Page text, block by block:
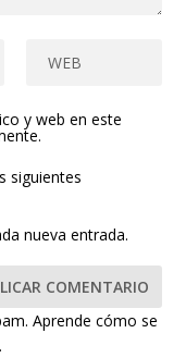
y web en este
siguientes
nueva entrada.
Aprende cómo se